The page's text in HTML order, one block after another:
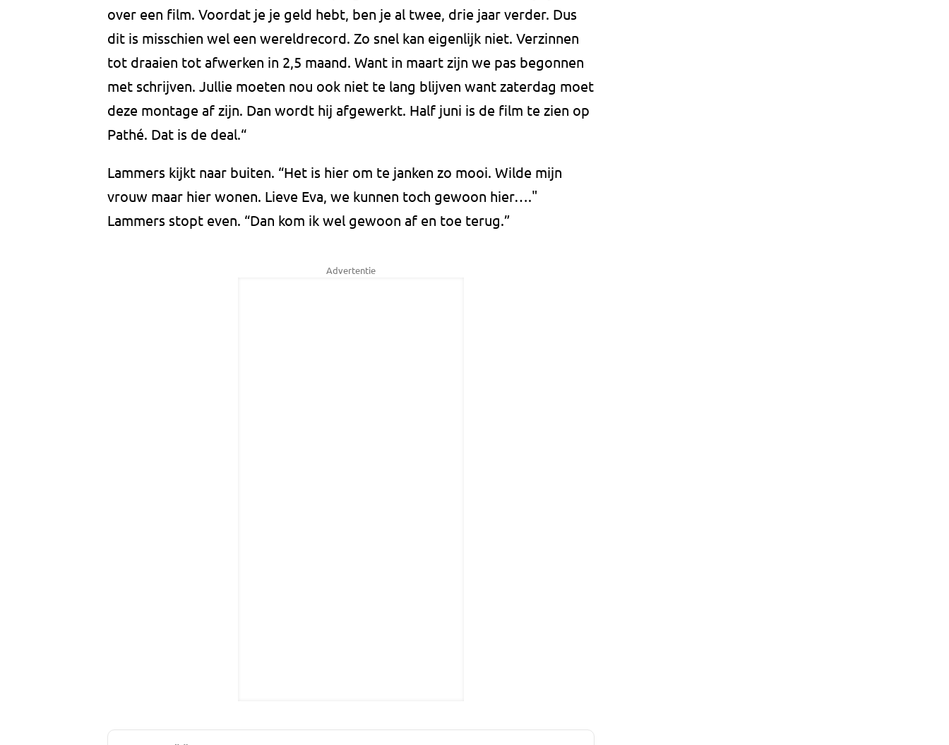
over een film. Voordat je je geld hebt, ben je al twee, drie jaar verder. Dus
dit is misschien wel een wereldrecord. Zo snel kan eigenlijk niet. Verzinnen
tot draaien tot afwerken in 2,5 maand. Want in maart zijn we pas begonnen
met schrijven. Jullie moeten nou ook niet te lang blijven want zaterdag moet
deze montage af zijn. Dan wordt hij afgewerkt. Half juni is de film te zien op
Pathé. Dat is de deal.“
Lammers kijkt naar buiten. “Het is hier om te janken zo mooi. Wilde mijn
vrouw maar hier wonen. Lieve Eva, we kunnen toch gewoon hier…."
Lammers stopt even. “Dan kom ik wel gewoon af en toe terug.”
Advertentie